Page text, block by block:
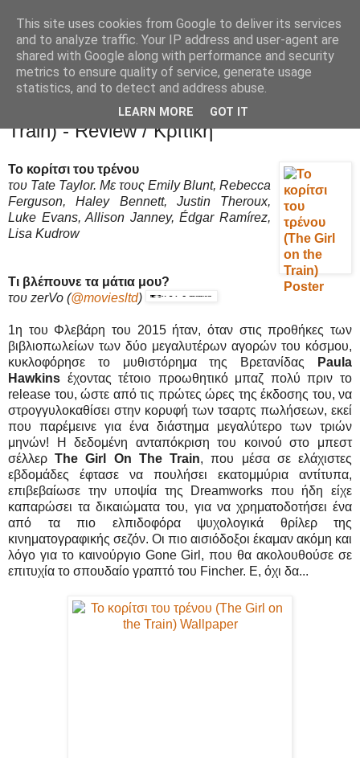
Movies Ltd
7/10/16
Το κορίτσι του τρένου (The Girl on the
Train) - Review / Κριτική
Το κορίτσι του τρένου
του Tate Taylor. Με τους Emily Blunt, Rebecca
Ferguson, Haley Bennett, Justin Theroux,
Luke Evans, Allison Janney, Édgar Ramírez,
Lisa Kudrow
Τι βλέπουνε τα μάτια μου?
του zerVo (@moviesltd)
1η του Φλεβάρη του 2015 ήταν, όταν στις προθήκες των
βιβλιοπωλείων των δύο μεγαλυτέρων αγορών του κόσμου,
κυκλοφόρησε το μυθιστόρημα της Βρετανίδας
Paula
Hawkins έχοντας τέτοιο προωθητικό μπαζ πολύ πριν το
release του, ώστε από τις πρώτες ώρες της έκδοσης του, να
στρογγυλοκαθίσει στην κορυφή των τσαρτς πωλήσεων, εκεί
που παρέμεινε για ένα διάστημα μεγαλύτερο των τριών
μηνών! Η δεδομένη ανταπόκριση του κοινού στο μπεστ
σέλλερThe Girl On The Train, που μέσα σε ελάχιστες
εβδομάδες έφτασε να πουλήσει εκατομμύρια αντίτυπα,
επιβεβαίωσε την υποψία της Dreamworks που ήδη είχε
καπαρώσει τα δικαιώματα του, για να χρηματοδοτήσει ένα
από τα πιο ελπιδοφόρα ψυχολογικά θρίλερ της
κινηματογραφικής σεζόν. Οι πιο αισιόδοξοι έκαμαν ακόμη και
λόγο για το καινούργιο Gone Girl, που θα ακολουθούσε σε
επιτυχία το σπουδαίο γραπτό του Fincher. Ε, όχι δα...
This site uses cookies from Google to deliver its services
and to analyze traffic. Your IP address and user-agent are
shared with Google along with performance and security
metrics to ensure quality of service, generate usage
statistics, and to detect and address abuse.
LEARN MORE GOT IT